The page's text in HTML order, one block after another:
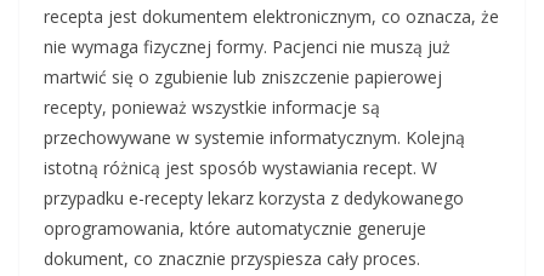
recepta jest dokumentem elektronicznym, co oznacza, że
nie wymaga fizycznej formy. Pacjenci nie muszą już
martwić się o zgubienie lub zniszczenie papierowej
recepty, ponieważ wszystkie informacje są
przechowywane w systemie informatycznym. Kolejną
istotną różnicą jest sposób wystawiania recept. W
przypadku e-recepty lekarz korzysta z dedykowanego
oprogramowania, które automatycznie generuje
dokument, co znacznie przyspiesza cały proces.